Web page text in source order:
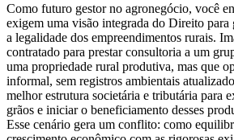
Como futuro gestor no agronegócio, você
exigem uma visão integrada do Direito
a legalidade dos empreendimentos rurais.
contratado para prestar consultoria a um
uma propriedade rural produtiva, mas que
informal, sem registros ambientais
melhor estrutura societária e tributária para
grãos e iniciar o beneficiamento desses
Esse cenário gera um conflito: como